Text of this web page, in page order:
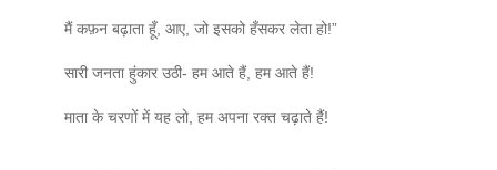
मैं कफ़न बढ़ाता हूँ, आए, जो इसको हँसकर लेता हो!”
सारी जनता हुंकार उठी- हम आते हैं, हम आते हैं!
माता के चरणों में यह लो, हम अपना रक्‍त चढ़ाते हैं!